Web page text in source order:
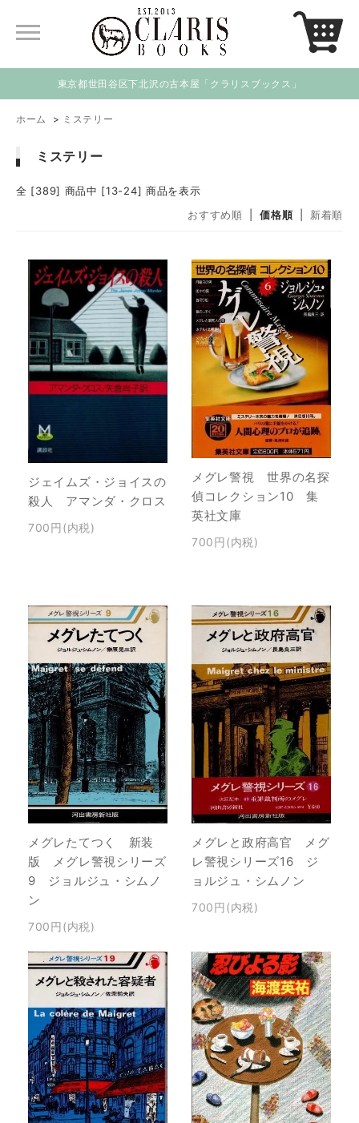
東京都世田谷区下北沢の古本屋「クラリスブックス」
ホーム > ミステリー
ミステリー
全 [389] 商品中 [13-24] 商品を表示
おすすめ順
価格順 新着順
ジェイムズ・ジョイスの
殺人 アマンダ・クロス
700円(内税)
メグレ警視 世界の名探
偵コレクション10 集
英社文庫
700円(内税)
メグレたてつく 新装
版 メグレ警視シリーズ
9 ジョルジュ・シムノ
ン
700円(内税)
メグレと政府高官 メグ
レ警視シリーズ16 ジ
ョルジュ・シムノン
700円(内税)